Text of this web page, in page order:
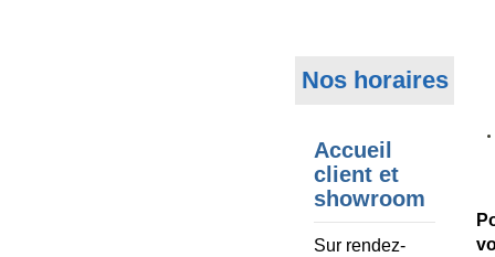
Nos horaires
Accueil
client et
showroom
Sur rendez-